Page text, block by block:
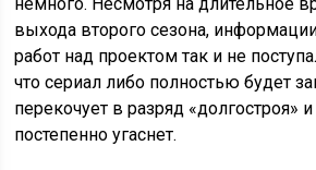
выхода второго сезона,
работ над проектом так и не
что сериал либо полностью будет
перекочует в разряд «долгостроя»
постепенно угаснет.